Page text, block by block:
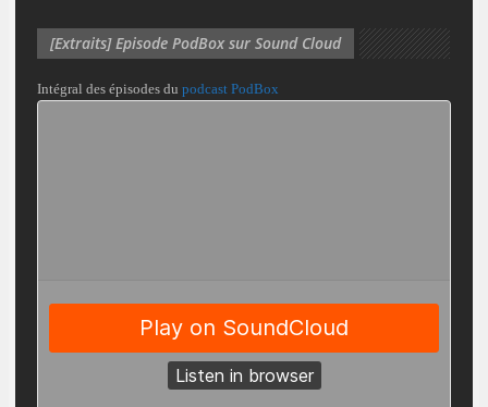
[Extraits] Episode PodBox sur Sound Cloud
Intégral des épisodes du podcast PodBox